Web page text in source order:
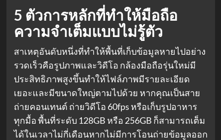
5 ตัวการหลักที่ทำให้มือถือ
ความจำเต็มแบบไม่รู้ตัว
สาเหตุอันดับหนึ่งที่ทำให้พื้นที่เก็บข้อมูลหายไปอย่าง
รวดเร็วคือรูปภาพและวิดีโอ กล้องมือถือรุ่นใหม่มี
ประสิทธิภาพสูงขึ้นทำให้ไฟล์ภาพมีรายละเอียด
เยอะและมีขนาดใหญ่ตามไปด้วย หากคุณเป็นสาย
ถ่ายคอนเทนต์ ถ่ายวิดีโอ 60fps หรือเก็บรูปอาหาร
ทุกมื้อ พื้นที่ระดับ 128GB หรือ 256GB ก็สามารถเต็ม
ได้ในเวลาไม่กี่เดือนหากไม่มีการโอนถ่ายข้อมูลออก